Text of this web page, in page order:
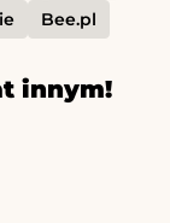
Bee.pl
innym!